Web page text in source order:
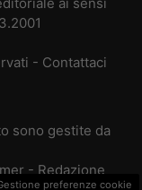
- Contattaci
sono gestite da
- Redazione
preferenze cookie